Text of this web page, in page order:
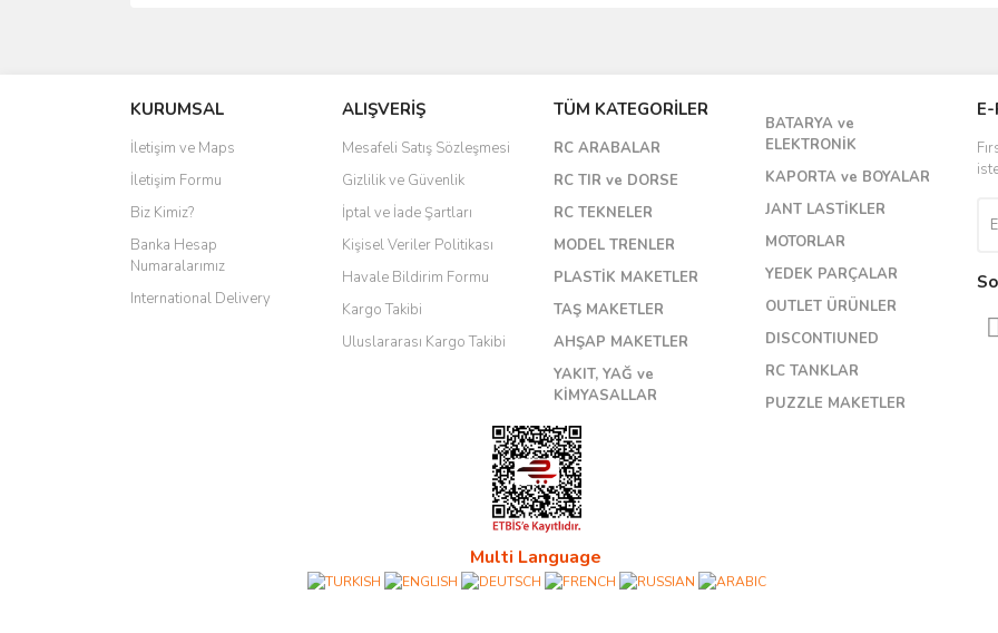
Yorum Yaz
KURUMSAL
İletişim ve Maps
İletişim Formu
Biz Kimiz?
Banka Hesap
Numaralarımız
International Delivery
ALIŞVERİŞ
Mesafeli Satış Sözleşmesi
Gizlilik ve Güvenlik
İptal ve İade Şartları
Kişisel Veriler Politikası
Havale Bildirim Formu
Kargo Takibi
Uluslararası Kargo Takibi
TÜM KATEGORİLER
RC ARABALAR
RC TIR ve DORSE
RC TEKNELER
MODEL TRENLER
PLASTİK MAKETLER
TAŞ MAKETLER
AHŞAP MAKETLER
YAKIT, YAĞ ve
KİMYASALLAR
BATARYA ve
ELEKTRONİK
KAPORTA ve BOYALAR
JANT LASTİKLER
MOTORLAR
YEDEK PARÇALAR
OUTLET ÜRÜNLER
DISCONTIUNED
RC TANKLAR
PUZZLE MAKETLER
Multi Language